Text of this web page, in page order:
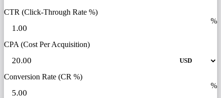
CTR (Click-Through Rate %)
%
CPA (Cost Per Acquisition)
Conversion Rate (CR %)
%